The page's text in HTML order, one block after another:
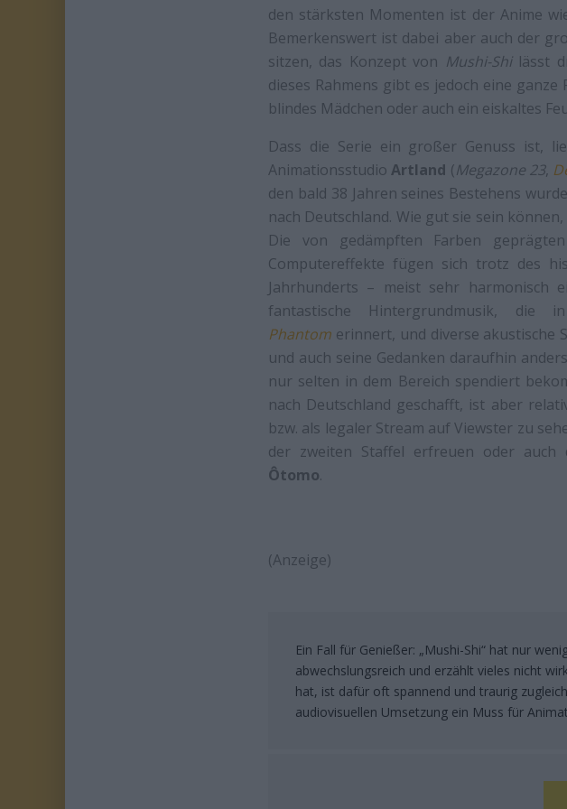
den stärksten Momenten ist der Anime
Bemerkenswert ist dabei aber auch der
sitzen, das Konzept von Mushi-Shilässt
dieses Rahmens gibt es jedoch eine
blindes Mädchen oder auch ein eiskaltes
Dass die Serie ein großer Genuss ist,
AnimationsstudioArtland (Megazone 23,
den bald 38 Jahren seines Bestehens
nach Deutschland. Wie gut sie sein
Die von gedämpften Farben
Computereffekte fügen sich trotz des
Jahrhunderts – meist sehr harmonisch
fantastische Hintergrundmusik,
Phantom erinnert, und diverse akustische
und auch seine Gedanken daraufhin
nur selten in dem Bereich spendiert
nach Deutschland geschafft, ist aber
bzw. als legaler Stream auf Viewster zu
der zweiten Staffel erfreuen oder auch
Ôtomo.
(Anzeige)
Ein Fall für Genießer: „Mushi-Shi“ hat nur
abwechslungsreich und erzählt vieles nicht
hat, ist dafür oft spannend und traurig
audiovisuellen Umsetzung ein Muss für